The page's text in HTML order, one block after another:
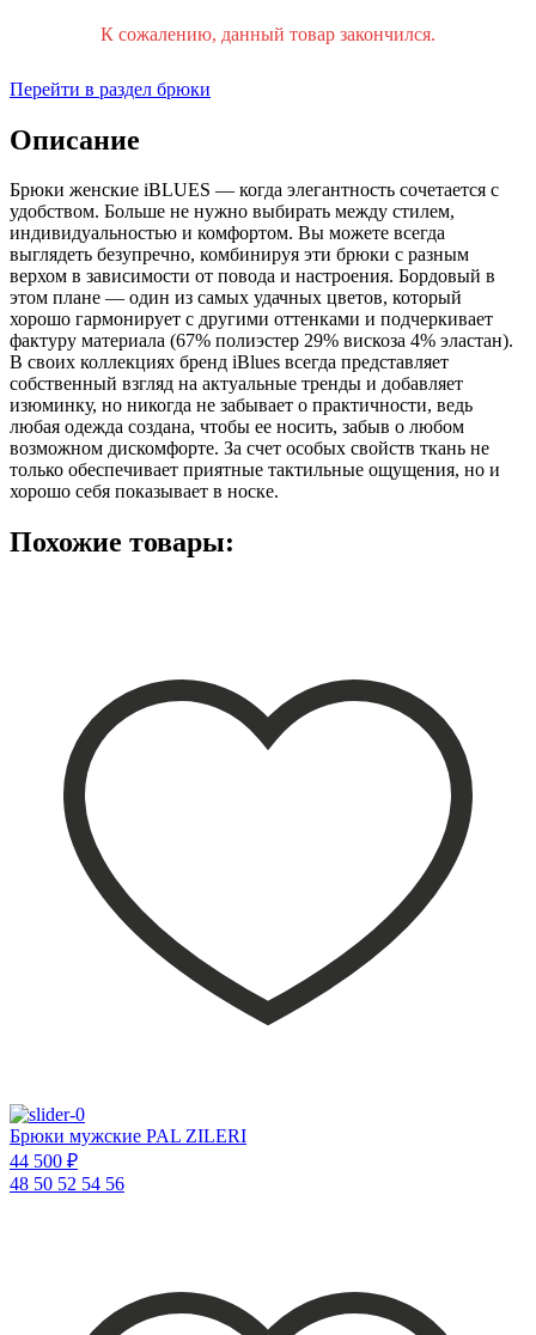
К сожалению, данный товар закончился.
Перейти в раздел брюки
Описание
Брюки женские iBLUES — когда элегантность сочетается с
удобством. Больше не нужно выбирать между стилем,
индивидуальностью и комфортом. Вы можете всегда
выглядеть безупречно, комбинируя эти брюки с разным
верхом в зависимости от повода и настроения. Бордовый в
этом плане — один из самых удачных цветов, который
хорошо гармонирует с другими оттенками и подчеркивает
фактуру материала (67% полиэстер 29% вискоза 4% эластан).
В своих коллекциях бренд iBlues всегда представляет
собственный взгляд на актуальные тренды и добавляет
изюминку, но никогда не забывает о практичности, ведь
любая одежда создана, чтобы ее носить, забыв о любом
возможном дискомфорте. За счет особых свойств ткань не
только обеспечивает приятные тактильные ощущения, но и
хорошо себя показывает в носке.
Похожие товары:
Брюки мужские PAL ZILERI
44 500 ₽
48 50 52 54 56